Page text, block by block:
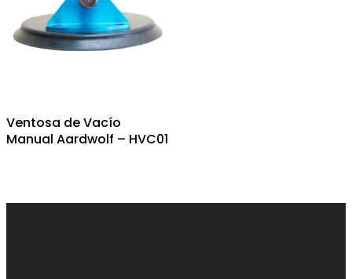
Ventosa de Vacío
Manual Aardwolf – HVC01